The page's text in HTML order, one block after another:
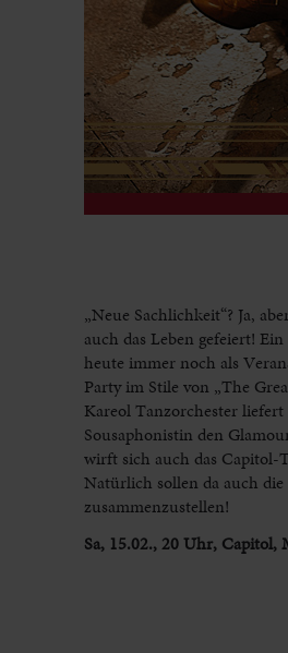
„Neue Sachlichkeit“? Ja,
auch das Leben gefeiert!
heute immer noch als
Party im Stile von „The
Kareol Tanzorchester
Sousaphonistin den
wirft sich auch das Capitol-
Natürlich sollen da auch
zusammenzustellen!
Sa, 15.02., 20 Uhr, Capitol,